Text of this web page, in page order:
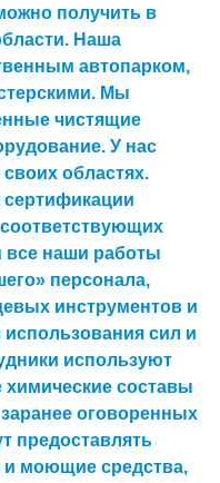
получить в
Наша
автопарком,
Мы
чистящие
У нас
областях.
сертификации
все наши работы
персонала,
инструментов и
сил и
используют
составы
оговоренных
предоставлять
и моющие средства,